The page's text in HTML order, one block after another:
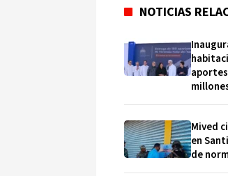
NOTICIAS
Mived
en
de